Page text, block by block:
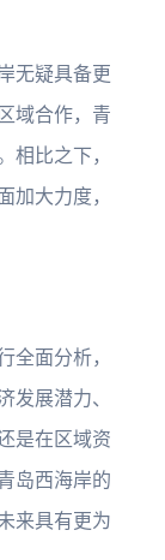
无疑具备更
域合作，青
相比之下，
加大力度，
全面分析，
发展潜力、
是在区域资
岛西海岸的
来具有更为